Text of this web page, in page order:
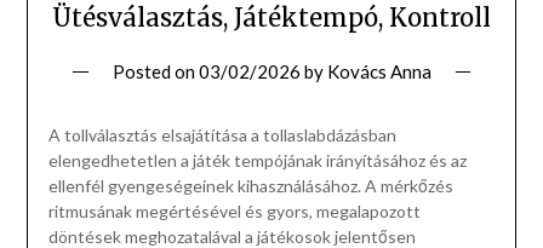
Ütésválasztás, Játéktempó, Kontroll
Posted on03/02/2026 by Kovács Anna
A tollválasztás elsajátítása a tollaslabdázásban
elengedhetetlen a játék tempójának irányításához és az
ellenfél gyengeségeinek kihasználásához. A mérkőzés
ritmusának megértésével és gyors, megalapozott
döntések meghozatalával a játékosok jelentősen